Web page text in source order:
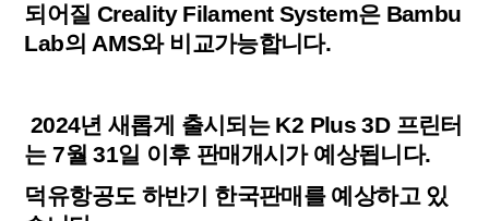
되어질 Creality Filament System은 Bambu
Lab의 AMS와 비교가능합니다.
2024년 새롭게 출시되는 K2 Plus 3D 프린터
는 7월 31일 이후 판매개시가 예상됩니다.
덕유항공도 하반기 한국판매를 예상하고 있